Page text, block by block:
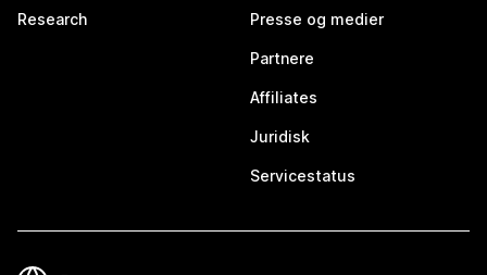
Research Presse og medier
Partnere
Affiliates
Juridisk
Servicestatus